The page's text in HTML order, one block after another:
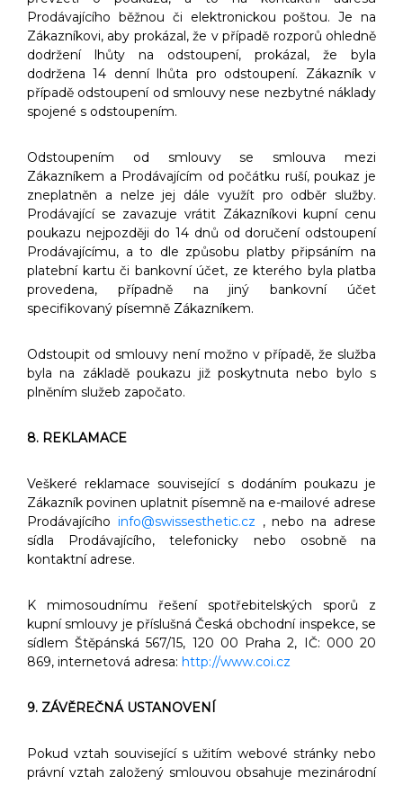
Prodávajícího běžnou či elektronickou poštou. Je na
Zákazníkovi, aby prokázal, že v případě rozporů ohledně
dodržení lhůty na odstoupení, prokázal, že byla
dodržena 14 denní lhůta pro odstoupení. Zákazník v
případě odstoupení od smlouvy nese nezbytné náklady
spojené s odstoupením.
Odstoupením od smlouvy se smlouva mezi
Zákazníkem a Prodávajícím od počátku ruší, poukaz je
zneplatněn a nelze jej dále využít pro odběr služby.
Prodávající se zavazuje vrátit Zákazníkovi kupní cenu
poukazu nejpozději do 14 dnů od doručení odstoupení
Prodávajícímu, a to dle způsobu platby připsáním na
platební kartu či bankovní účet, ze kterého byla platba
provedena, případně na jiný bankovní účet
specifikovaný písemně Zákazníkem.
Odstoupit od smlouvy není možno v případě, že služba
byla na základě poukazu již poskytnuta nebo bylo s
plněním služeb započato.
8. REKLAMACE
Veškeré reklamace související s dodáním poukazu je
Zákazník povinen uplatnit písemně na e-mailové adrese
Prodávajícího info@swissesthetic.cz , nebo na adrese
sídla Prodávajícího, telefonicky nebo osobně na
kontaktní adrese.
K mimosoudnímu řešení spotřebitelských sporů z
kupní smlouvy je příslušná Česká obchodní inspekce, se
sídlem Štěpánská 567/15, 120 00 Praha 2, IČ: 000 20
869, internetová adresa: http://www.coi.cz
9. ZÁVĚREČNÁ USTANOVENÍ
Pokud vztah související s užitím webové stránky nebo
právní vztah založený smlouvou obsahuje mezinárodní